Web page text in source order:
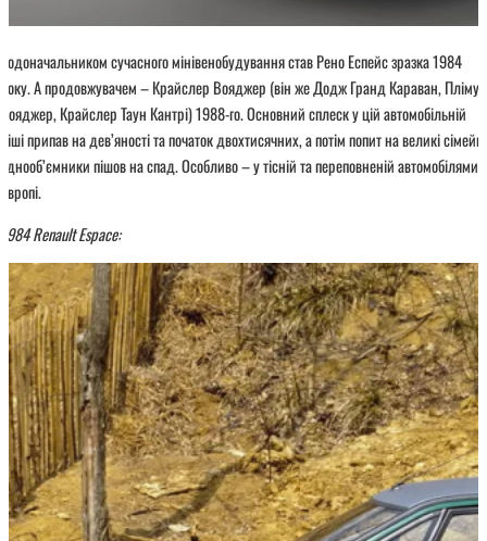
Родоначальником сучасного мінівенобудування став Рено Еспейс зразка 1984
року. А продовжувачем – Крайслер Вояджер (він же Додж Гранд Караван, Плімут
Вояджер, Крайслер Таун Кантрі) 1988-го. Основний сплеск у цій автомобільній
ніші припав на дев’яності та початок двохтисячних, а потім попит на великі сімейні
однооб’ємники пішов на спад. Особливо – у тісній та переповненій автомобілями
Європі.
1984 Renault Espace: